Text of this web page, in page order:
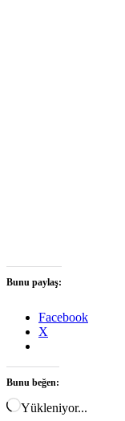
Bunu paylaş:
Facebook
X
Bunu beğen:
Yükleniyor...